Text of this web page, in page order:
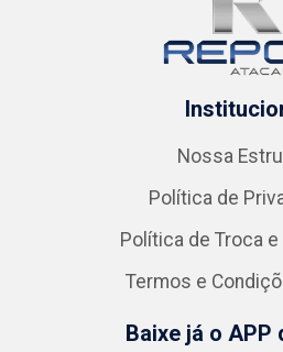
Nossa
Política de
Política de Troca
Termos e
Baixe já o APP